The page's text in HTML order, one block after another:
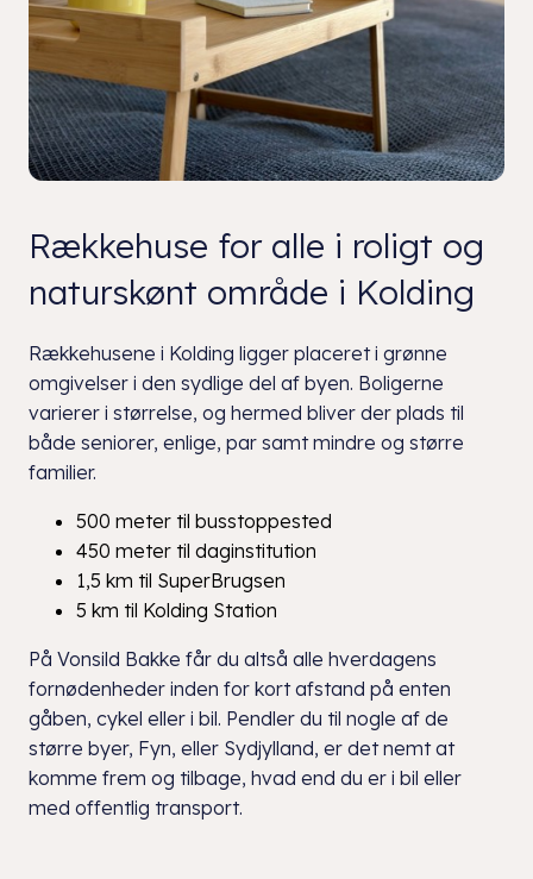
Rækkehuse for alle i roligt og
naturskønt område i Kolding
Rækkehusene i Kolding ligger placeret i grønne
omgivelser i den sydlige del af byen. Boligerne
varierer i størrelse, og hermed bliver der plads til
både seniorer, enlige, par samt mindre og større
familier.
500 meter til busstoppested
450 meter til daginstitution
1,5 km til SuperBrugsen
5 km til Kolding Station
På Vonsild Bakke får du altså alle hverdagens
fornødenheder inden for kort afstand på enten
gåben, cykel eller i bil. Pendler du til nogle af de
større byer, Fyn, eller Sydjylland, er det nemt at
komme frem og tilbage, hvad end du er i bil eller
med offentlig transport.